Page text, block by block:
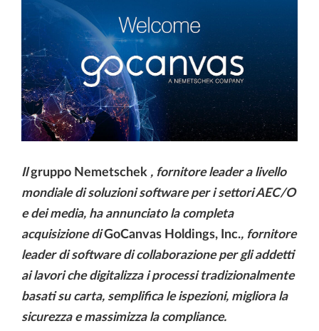
Ilgruppo Nemetschek , fornitore leader a livello
mondiale di soluzioni software per i settori AEC/O
e dei media, ha annunciato la completa
acquisizione diGoCanvas Holdings, Inc., fornitore
leader di software di collaborazione per gli addetti
ai lavori che digitalizza i processi tradizionalmente
basati su carta, semplifica le ispezioni, migliora la
sicurezza e massimizza la compliance.